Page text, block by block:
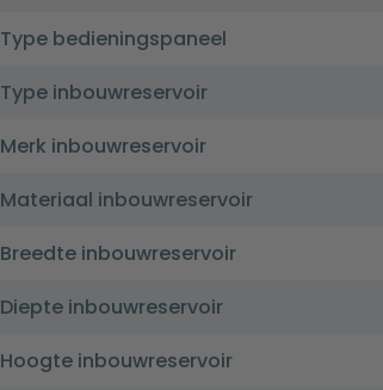
Type bedieningspaneel
Type inbouwreservoir
Merk inbouwreservoir
Materiaal inbouwreservoir
Breedte inbouwreservoir
Diepte inbouwreservoir
Hoogte inbouwreservoir